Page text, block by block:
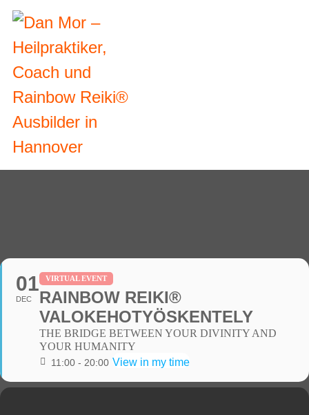
01
DEC
VIRTUAL EVENT
RAINBOW REIKI®
VALOKEHOTYÖSKENTELY
THE BRIDGE BETWEEN YOUR DIVINITY AND
YOUR HUMANITY
11:00 - 20:00 View in my time